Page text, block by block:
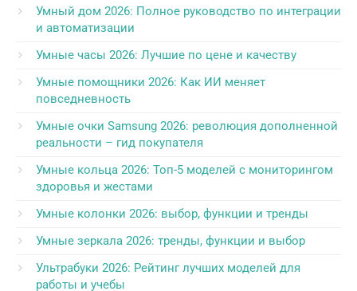
Умный дом 2026: Полное руководство по интеграции
и автоматизации
Умные часы 2026: Лучшие по цене и качеству
Умные помощники 2026: Как ИИ меняет
повседневность
Умные очки Samsung 2026: революция дополненной
реальности – гид покупателя
Умные кольца 2026: Топ-5 моделей с мониторингом
здоровья и жестами
Умные колонки 2026: выбор, функции и тренды
Умные зеркала 2026: тренды, функции и выбор
Ультрабуки 2026: Рейтинг лучших моделей для
работы и учебы